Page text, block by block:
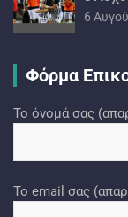
6
Φόρμα
Το όνομά σας
Το email σας